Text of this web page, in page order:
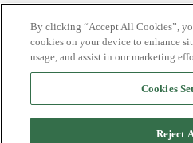
Nyhetsbrev
Ledige stillinger
Send inn manus
By clicking “Accept All Cookies”,
cookies on your device to enhance
usage, and assist in our marketing
Cookies
Reject